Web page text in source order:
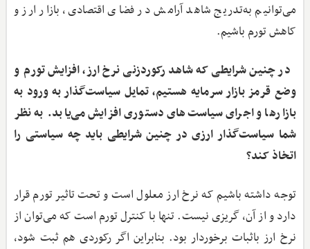
می‌توانیم به‌تدریج شاهد آرامش در فضای اقتصادی، بازار ارز و
کاهش تورم باشیم.
در چنین شرایطی که شاهد رکوردزنی نرخ ارز، افزایش تورم و
وضع قرمز بازار سرمایه هستیم،‌ تمایل سیاست‌گذار به ورود به
بازارها و اجرای سیاست‌های دستوری افزایش می‌یابد. به نظر
شما سیاست‌گذار ارزی در چنین شرایطی باید چه سیاستی را
اتخاذ کند؟
توجه داشته باشیم که نرخ ارز معلول است و تحت تاثیر تورم قرار
دارد و از آن، گریزی نیست. تنها با کنترل تورم است که می‌توان از
نرخ ارز باثبات برخوردار بود. بنابراین اگر رکوردی هم ثبت شود،